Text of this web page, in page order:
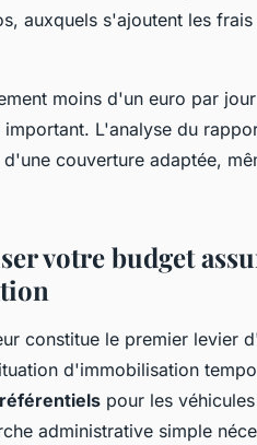
auxquels s'ajoutent les
moins d'un euro par
L'analyse du
couverture adaptée,
votre budget
constitue le premier levier
d'immobilisation
pour les
administrative simple